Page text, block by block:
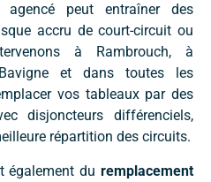
peut entraîner des
accru de court-circuit ou
à Rambrouch, à
et dans toutes les
vos tableaux par des
disjoncteurs différenciels,
répartition des circuits.
également du remplacement